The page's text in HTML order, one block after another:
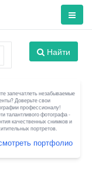
Найти
запечатлеть незабываемые
Доверьте свои
профессионалу!
талантливого фотографа -
качественных снимков и
портретов.
портфолио